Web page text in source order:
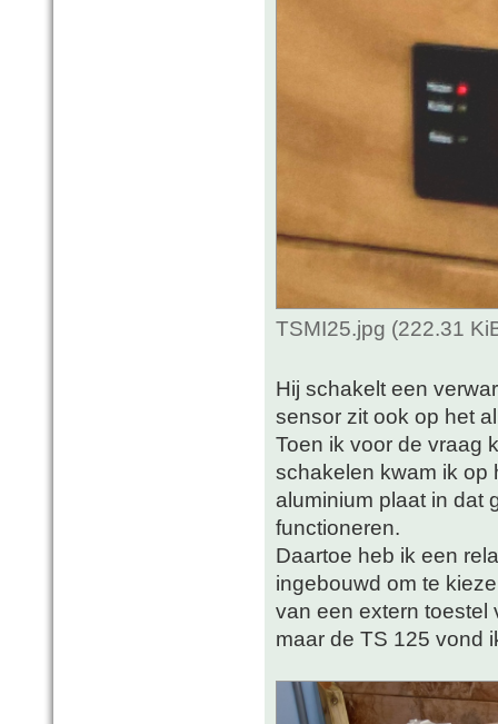
TSMI25.jpg (222.31
Hij schakelt een
sensor zit ook op het
Toen ik voor de vraag
schakelen kwam ik op
aluminium plaat in dat
functioneren.
Daartoe heb ik een
ingebouwd om te
van een extern toestel
maar de TS 125 vond